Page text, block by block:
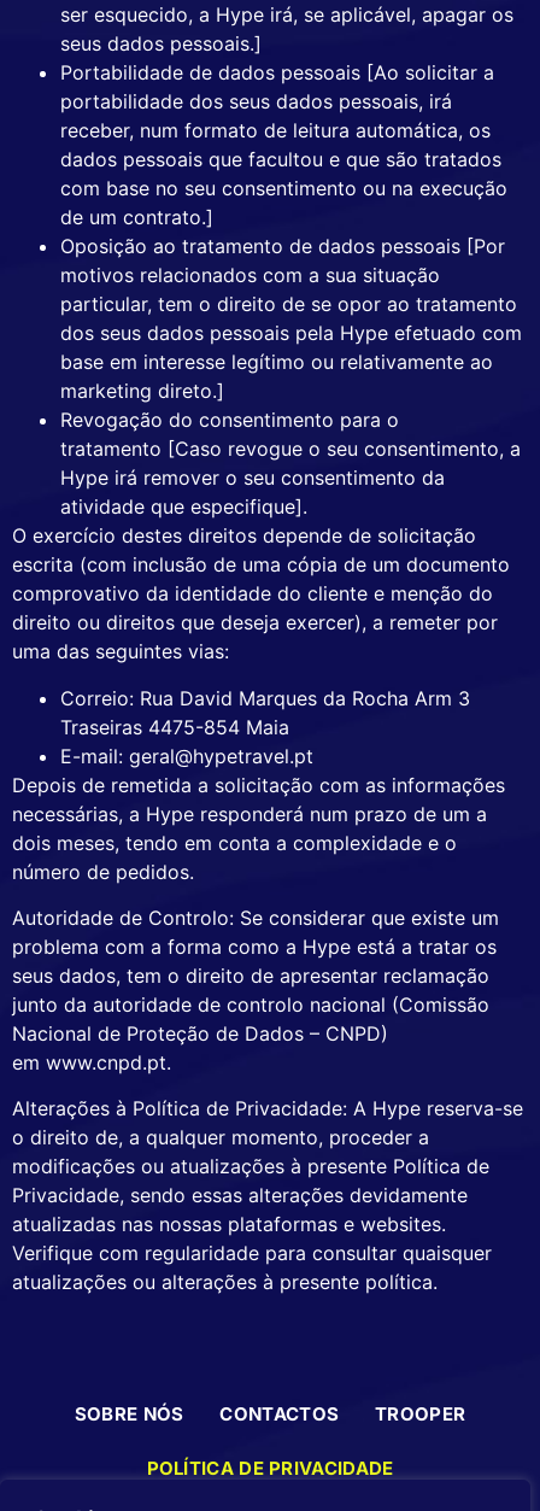
ser esquecido, a Hype irá, se aplicável, apagar os
seus dados pessoais.]
Portabilidade de dados pessoais [Ao solicitar a
portabilidade dos seus dados pessoais, irá
receber, num formato de leitura automática, os
dados pessoais que facultou e que são tratados
com base no seu consentimento ou na execução
de um contrato.]
Oposição ao tratamento de dados pessoais [Por
motivos relacionados com a sua situação
particular, tem o direito de se opor ao tratamento
dos seus dados pessoais pela Hype efetuado com
base em interesse legítimo ou relativamente ao
marketing direto.]
Revogação do consentimento para o
tratamento [Caso revogue o seu consentimento, a
Hype irá remover o seu consentimento da
atividade que especifique].
O exercício destes direitos depende de solicitação
escrita (com inclusão de uma cópia de um documento
comprovativo da identidade do cliente e menção do
direito ou direitos que deseja exercer), a remeter por
uma das seguintes vias:
Correio: Rua David Marques da Rocha Arm 3
Traseiras 4475-854 Maia
E-mail: geral@hypetravel.pt
Depois de remetida a solicitação com as informações
necessárias, a Hype responderá num prazo de um a
dois meses, tendo em conta a complexidade e o
número de pedidos.
Autoridade de Controlo: Se considerar que existe um
problema com a forma como a Hype está a tratar os
seus dados, tem o direito de apresentar reclamação
junto da autoridade de controlo nacional (Comissão
Nacional de Proteção de Dados – CNPD)
em www.cnpd.pt.
Alterações à Política de Privacidade: A Hype reserva-se
o direito de, a qualquer momento, proceder a
modificações ou atualizações à presente Política de
Privacidade, sendo essas alterações devidamente
atualizadas nas nossas plataformas e websites.
Verifique com regularidade para consultar quaisquer
atualizações ou alterações à presente política.
SOBRE NÓS CONTACTOS TROOPER
POLÍTICA DE PRIVACIDADE